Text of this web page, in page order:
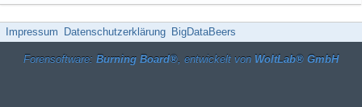
Impressum Datenschutzerklärung BigDataBeers
Forensoftware: Burning Board®, entwickelt von WoltLab® GmbH